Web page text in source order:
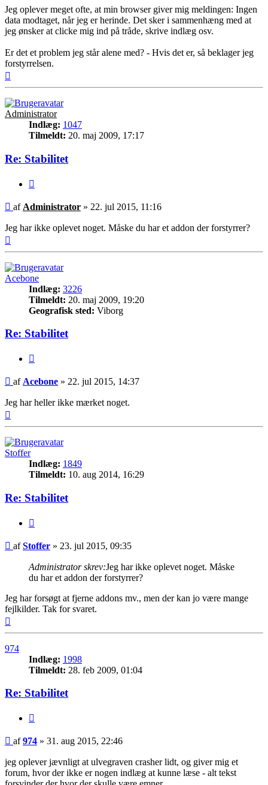
Jeg oplever meget ofte, at min browser giver mig meldingen: Ingen
data modtaget, når jeg er herinde. Det sker i sammenhæng med at
jeg ønsker at clicke mig ind på tråde, skrive indlæg osv.
Er det et problem jeg står alene med? - Hvis det er, så beklager jeg
forstyrrelsen.
Administrator
Indlæg: 1047
Tilmeldt: 20. maj 2009, 17:17
Re: Stabilitet
Indlæg
af Administrator » 22. jul 2015, 11:16
Jeg har ikke oplevet noget. Måske du har et addon der forstyrrer?
Acebone
Indlæg: 3226
Tilmeldt: 20. maj 2009, 19:20
Geografisk sted: Viborg
Re: Stabilitet
Indlæg
af Acebone » 22. jul 2015, 14:37
Jeg har heller ikke mærket noget.
Stoffer
Indlæg: 1849
Tilmeldt: 10. aug 2014, 16:29
Re: Stabilitet
Indlæg
afStoffer » 23. jul 2015, 09:35
Administrator skrev:Jeg har ikke oplevet noget. Måske
du har et addon der forstyrrer?
Jeg har forsøgt at fjerne addons mv., men der kan jo være mange
fejlkilder. Tak for svaret.
974
Indlæg: 1998
Tilmeldt: 28. feb 2009, 01:04
Re: Stabilitet
Indlæg
af974 » 31. aug 2015, 22:46
jeg oplever jævnligt at ulvegraven crasher lidt, og giver mig et
forum, hvor der ikke er nogen indlæg at kunne læse - alt tekst